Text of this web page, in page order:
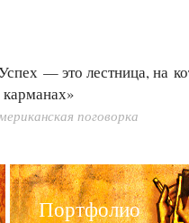
— это лестница, на
поговорка
Портфолио